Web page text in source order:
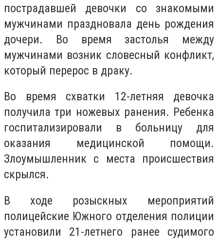
пострадавшей девочки со знакомыми
мужчинами праздновала день рождения
дочери. Во время застолья между
мужчинами возник словесный конфликт,
который перерос в драку.
Во время схватки 12-летняя девочка
получила три ножевых ранения. Ребенка
госпитализировали в больницу для
оказания медицинской помощи.
Злоумышленник с места происшествия
скрылся.
В ходе розыскных мероприятий
полицейские Южного отделения полиции
установили 21-летнего ранее судимого